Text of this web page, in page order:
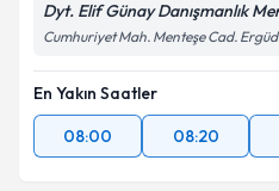
Dyt. Elif Günay Danışmanlık
Cumhuriyet Mah. Menteşe Cad.
En Yakın Saatler
08:00
08:20